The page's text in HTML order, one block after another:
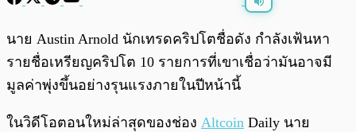
0:00 /
นาย Austin Arnold นักเทรดคริปโตชื่อดัง กำลังเฟ้นหา
รายชื่อเหรียญคริปโต 10 รายการที่เขาเชื่อว่ามันอาจมี
มูลค่าพุ่งขึ้นอย่างรุนแรงภายในปีหน้านี้
ในวิดีโอตอนใหม่ล่าสุดของช่อง Altcoin Daily นาย